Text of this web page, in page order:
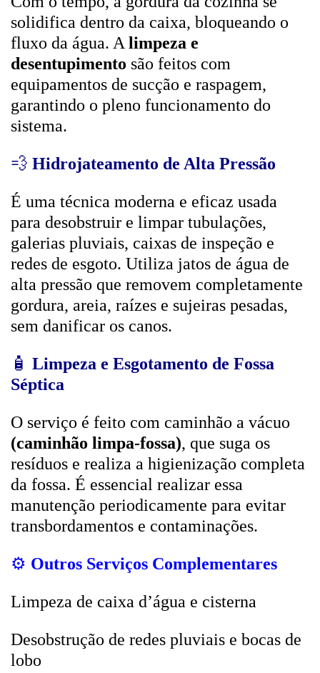
solidifica dentro da caixa, bloqueando o
fluxo da água. A limpeza e
desentupimento são feitos com
equipamentos de sucção e raspagem,
garantindo o pleno funcionamento do
sistema.
💨 Hidrojateamento de Alta Pressão
É uma técnica moderna e eficaz usada
para desobstruir e limpar tubulações,
galerias pluviais, caixas de inspeção e
redes de esgoto. Utiliza jatos de água de
alta pressão que removem completamente
gordura, areia, raízes e sujeiras pesadas,
sem danificar os canos.
🧴 Limpeza e Esgotamento de Fossa
Séptica
O serviço é feito com caminhão a vácuo
(caminhão limpa-fossa), que suga os
resíduos e realiza a higienização completa
da fossa. É essencial realizar essa
manutenção periodicamente para evitar
transbordamentos e contaminações.
⚙️ Outros Serviços Complementares
Limpeza de caixa d’água e cisterna
Desobstrução de redes pluviais e bocas de
lobo